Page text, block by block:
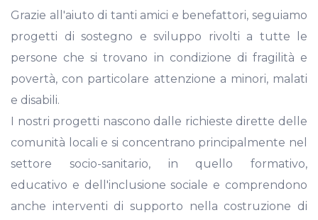
Grazie all'aiuto di tanti amici e benefattori, seguiamo
progetti di sostegno e sviluppo rivolti a tutte le
persone che si trovano in condizione di fragilità e
povertà, con particolare attenzione a minori, malati
e disabili.
I nostri progetti nascono dalle richieste dirette delle
comunità locali e si concentrano principalmente nel
settore socio-sanitario, in quello formativo,
educativo e dell'inclusione sociale e comprendono
anche interventi di supporto nella costruzione di